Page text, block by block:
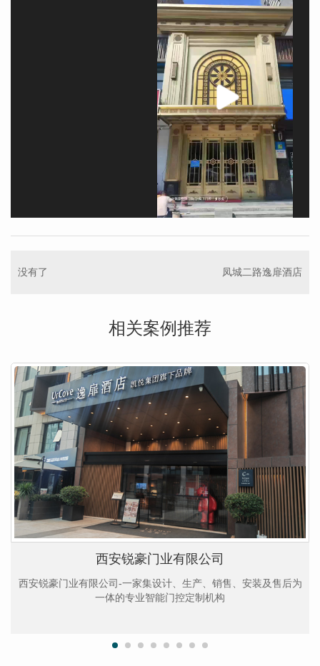
没有了 凤城二路逸扉酒店
相关案例推荐
西安锐豪门业有限公司
西安锐豪门业有限公司-一家集设计、生产、销售、安装及售后为
一体的专业智能门控定制机构